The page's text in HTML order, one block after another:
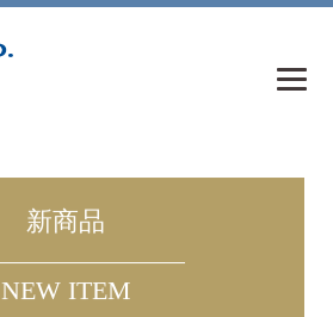
新商品
NEW ITEM